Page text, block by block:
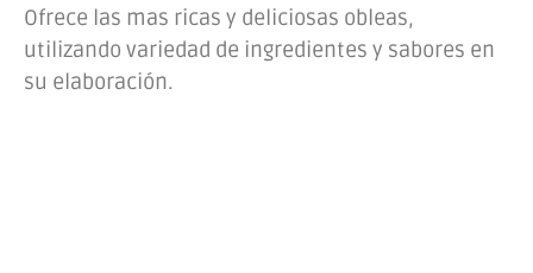
Ofrece las mas ricas y deliciosas obleas,
utilizando variedad de ingredientes y sabores en
su elaboración.